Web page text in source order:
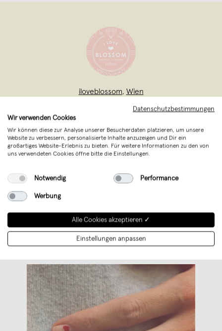
iloveblossom, Wien
humorvoll. So lebt und arbeitet die
Schmuckdesignerin Irene Sator in Wien
ILoveBlossom seit 2010 wunderschöne,
individuelle Halsketten, Ohrringe,
Datenschutzbestimmungen
Wir verwenden Cookies
Wir können diese zur Analyse unserer Besucherdaten platzieren, um unsere
Website zu verbessern, personalisierte Inhalte anzuzeigen und Dir ein
großartiges Website-Erlebnis zu bieten. Für weitere Informationen zu den von
uns verwendeten Cookies öffne bitte die Einstellungen.
Notwendig Performance
Werbung
Alle Cookies akzeptieren ✓
Einstellungen anpassen